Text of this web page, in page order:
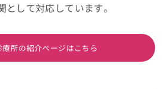
して対応しています。
療所の紹介ページはこちら